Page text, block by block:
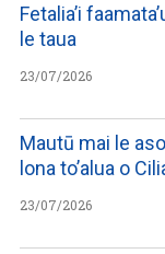
Fetalia’i
le taua
23/07/2026
Mautū mai le
lona to’alua o
23/07/2026